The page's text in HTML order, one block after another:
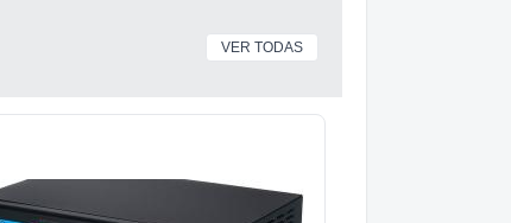
VER TODAS